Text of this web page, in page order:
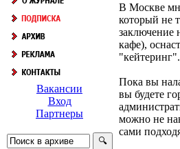
Вакансии
Вход
Партнеры
В Москве
который не
заключение
кафе),
"кейтеринг".
Пока вы
вы будете
можно не
сами